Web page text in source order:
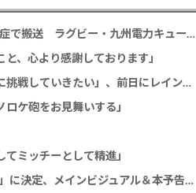
【訃報】サイモニ・ヴニランギさん死去 26歳 チーム練習中に熱中症で搬送 ラグビー・九州電力キューデンヴォルテクス選手
、心より感謝しております」
元読売テレビ・佐藤佳奈アナ ツインプラネット所属を発表「前向きに挑戦していきたい」、前日にレインボー池田直人と結婚発表
ケ砲をお見舞いする」
ミッチーとして精進」
尾上松也「八つ墓村」 主題歌はB’z松本孝弘率いるTMGの「DOOM」に決定、メインビジュアル＆本予告編も解禁